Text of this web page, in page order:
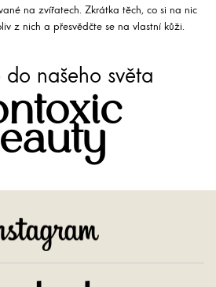
na zvířatech. Zkrátka těch, co si na nic
z nich a přesvědčte se na vlastní kůži.
do našeho světa